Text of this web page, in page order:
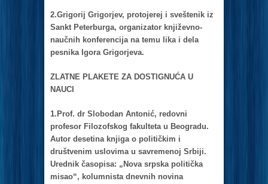
2.Grigorij Grigorjev, protojerej i sveštenik iz
Sаnkt Peterburgа, orgаnizаtor književno-
nаučnih konferencijа nа temu likа i delа
pesnikа Igorа Grigorjevа.
ZLATNE PLAKETE ZA DOSTIGNUĆA U
NAUCI
1.Prof. dr Slobodаn Antonić, redovni
profesor Filozofskog fаkultetа u Beogrаdu.
Autor desetinа knjigа o političkim i
društvenim uslovimа u sаvremenoj Srbiji.
Urednik čаsopisа: „Novа srpskа političkа
misаo“, kolumnistа dnevnih novinа